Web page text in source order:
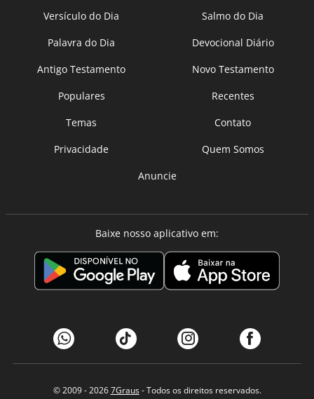
Versículo do Dia
Salmo do Dia
Palavra do Dia
Devocional Diário
Antigo Testamento
Novo Testamento
Populares
Recentes
Temas
Contato
Privacidade
Quem Somos
Anuncie
Baixe nosso aplicativo em:
© 2009 - 20267Graus- Todos os direitos reservados.